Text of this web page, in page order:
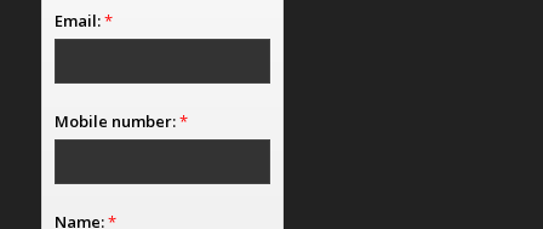
Email:*
Mobile number:*
Name:*